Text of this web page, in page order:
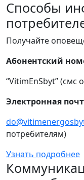
Способы
Получайте
Абонентский
“VitimEnSbyt” (смс
Электронная
потребителям)
Узнать подробнее